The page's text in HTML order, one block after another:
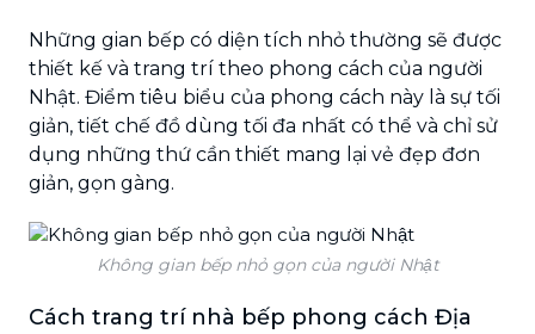
Những gian bếp có diện tích nhỏ thường sẽ được
thiết kế và trang trí theo phong cách của người
Nhật. Điểm tiêu biểu của phong cách này là sự tối
giản, tiết chế đồ dùng tối đa nhất có thể và chỉ sử
dụng những thứ cần thiết mang lại vẻ đẹp đơn
giản, gọn gàng.
Không gian bếp nhỏ gọn của người Nhật
Cách trang trí nhà bếp phong cách Địa